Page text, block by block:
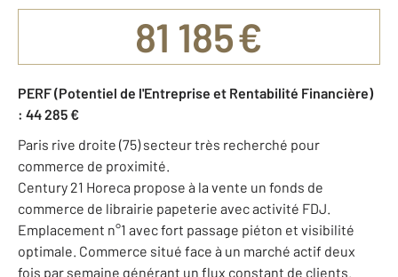
81 185 €
PERF (Potentiel de l'Entreprise et Rentabilité Financière)
: 44 285 €
Paris rive droite (75) secteur très recherché pour
commerce de proximité.
Century 21 Horeca propose à la vente un fonds de
commerce de librairie papeterie avec activité FDJ.
Emplacement n°1 avec fort passage piéton et visibilité
optimale. Commerce situé face à un marché actif deux
fois par semaine générant un flux constant de clients.